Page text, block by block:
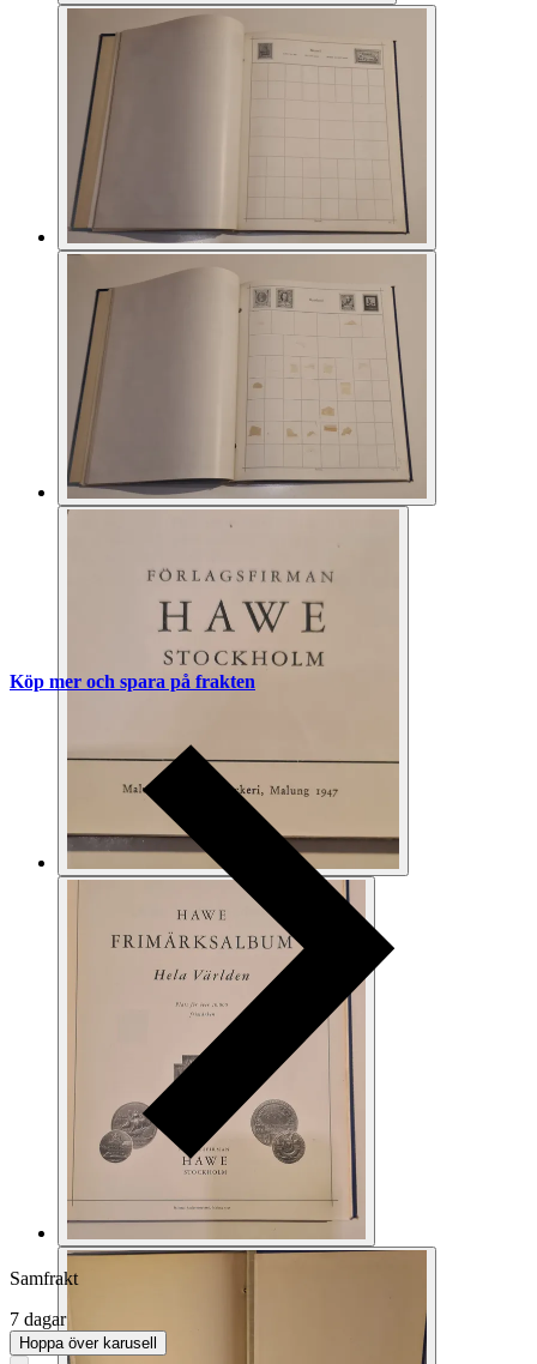
Köp mer och spara på frakten
Samfrakt
7 dagar
Hoppa över karusell